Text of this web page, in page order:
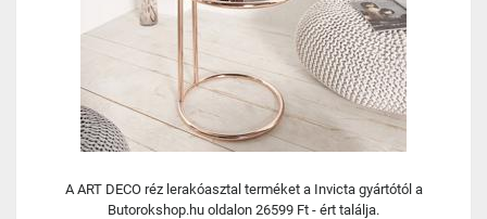
A ART DECO réz lerakóasztal terméket a Invicta gyártótól a
Butorokshop.hu oldalon 26599 Ft - ért találja.